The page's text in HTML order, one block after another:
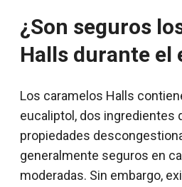
¿Son seguros
Halls durante el
Los caramelos Halls
eucaliptol, dos ingredientes
propiedades
generalmente seguros en
moderadas. Sin embargo,